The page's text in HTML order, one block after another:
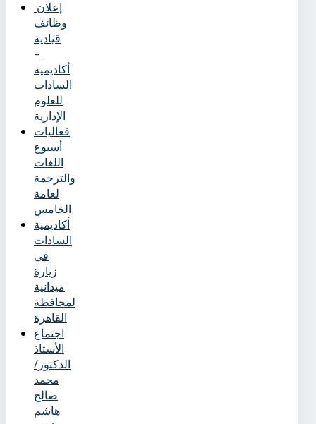
وظائف
قيادية
–
أكاديمية
السادات
للعلوم
الإدارية
فعاليات
أسبوع
اللغات
والترجمة
لعامة
الخامس
أكاديمية
السادات
في
زيارة
ميدانية
لمحافظة
القاهرة
اجتماع
الأستاذ
الدكتور/
محمد
صالح
هاشم